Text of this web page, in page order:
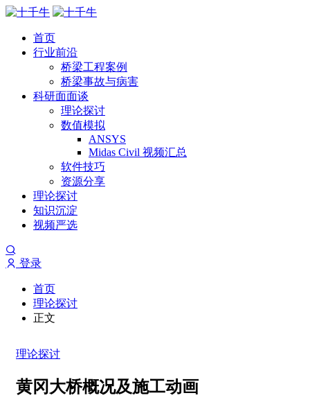
首页
行业前沿
桥梁工程案例
桥梁事故与病害
科研面面谈
理论探讨
数值模拟
ANSYS
Midas Civil 视频汇总
软件技巧
资源分享
理论探讨
知识沉淀
视频严选
登录
首页
理论探讨
正文
理论探讨
黄冈大桥概况及施工动画